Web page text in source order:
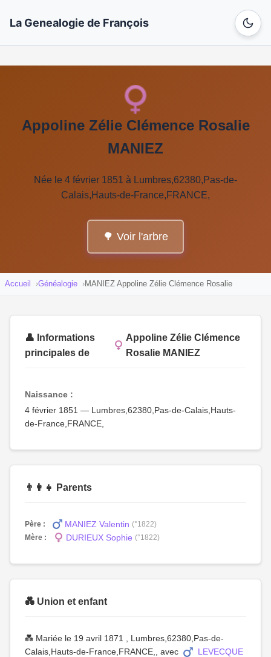
La Genealogie de François
Appoline Zélie Clémence Rosalie
MANIEZ
Née le 4 février 1851 à Lumbres,62380,Pas-de-
Calais,Hauts-de-France,FRANCE,
🌳 Voir l'arbre
Accueil Généalogie MANIEZ Appoline Zélie Clémence Rosalie
👤 Informations
principales de
Appoline Zélie Clémence
Rosalie MANIEZ
Naissance :
4 février 1851 — Lumbres,62380,Pas-de-Calais,Hauts-
de-France,FRANCE,
👨‍👩‍👧 Parents
Père : MANIEZ Valentin (°1822)
Mère :
DURIEUX Sophie (°1822)
💑 Union et enfant
💑 Mariée le 19 avril 1871 , Lumbres,62380,Pas-de-
Calais,Hauts-de-France,FRANCE,, avec
LEVECQUE